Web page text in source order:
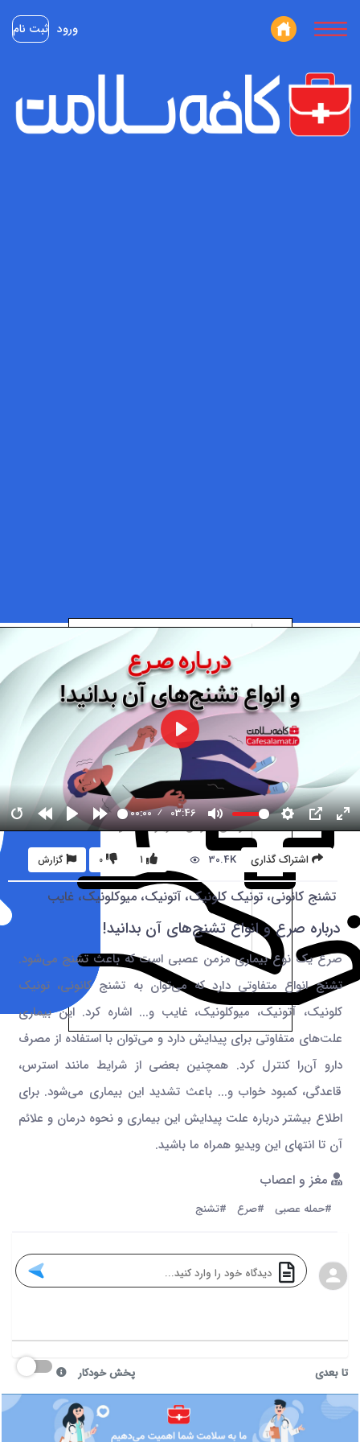
ورود ثبت نام
00:00 03:46
اشتراک گذاری 30.4K گزارش 0 1
تشنج کانونی، تونیک کلونیک، آتونیک، میوکلونیک، غایب
درباره صرع و انواع تشنج‌های آن بدانید!
صرع یک نوع بیماری مزمن عصبی است که باعث تشنج می‌شود.
تشنج انواع متفاوتی دارد که می‌توان به تشنج کانونی، تونیک
کلونیک، آتونیک، میوکلونیک، غایب و... اشاره کرد. این بیماری
علت‌های متفاوتی برای پیدایش دارد و می‌توان با استفاده از مصرف
دارو آن‌را کنترل کرد. همچنین بعضی از شرایط مانند استرس،
قاعدگی، کمبود خواب و... باعث تشدید این بیماری می‌شود. برای
اطلاع بیشتر درباره علت پیدایش این بیماری و نحوه درمان و علائم
آن تا انتهای این ویدیو همراه ما باشید.
مغز و اعصاب
#حمله عصبی #صرع #تشنج
تا بعدی پخش خودکار